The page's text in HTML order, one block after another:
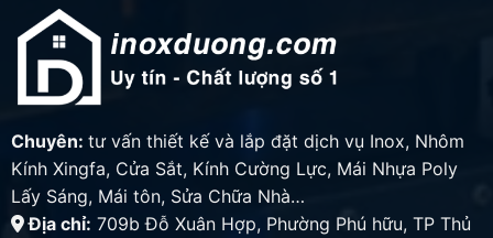
Chuyên: tư vấn thiết kế và lắp đặt dịch vụ Inox, Nhôm
Kính Xingfa, Cửa Sắt, Kính Cường Lực, Mái Nhựa Poly
Lấy Sáng, Mái tôn, Sửa Chữa Nhà…
Địa chỉ: 709b Đỗ Xuân Hợp, Phường Phú hữu, TP Thủ